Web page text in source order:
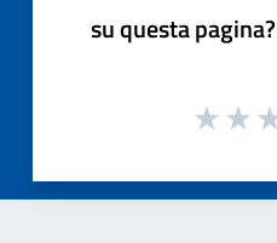
su questa pagina?